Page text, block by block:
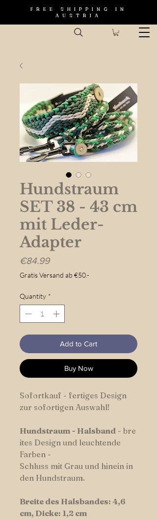
FREE SHIPPING IN
AUSTRIA
Hundstraum
SET 38 - 43 cm
mit Leder-
Adapter
€84.99Price
Gratis Versand ab €50.-
Quantity *
Add to Cart
Buy Now
Sofortkauf - fertiges Design
zur sofortigen Auswahl!
Hundstraum - Halsband - bre
ites Design und leuchtende
Farben -
Schluss mit Grau und hinein in
den Hundstraum.
Breite des Halsbandes: 4,6
cm, Dicke: 1,2 cm